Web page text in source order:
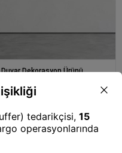
Duvar Dekorasyon Ürünü
Metal Görünümlü Ahşap Tablo -
Modern Ofis ve Ev Dekoru